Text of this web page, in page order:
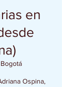
en
Bogotá
Ospina,